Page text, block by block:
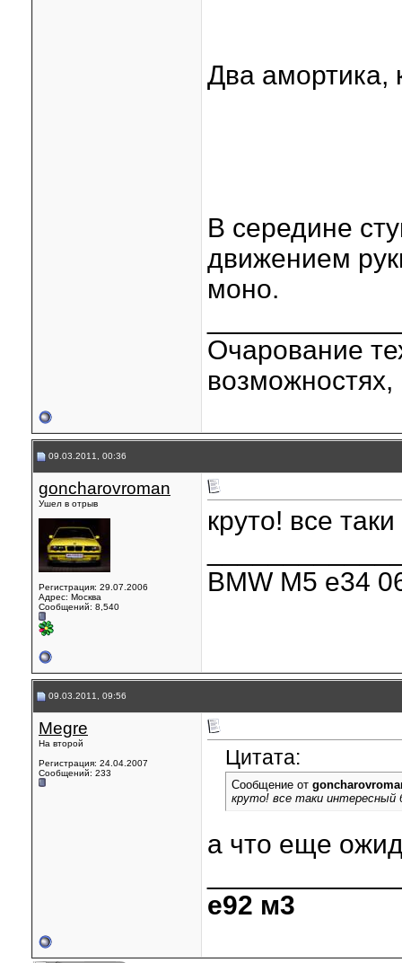
Два амортика,
В середине
движением
моно.
Очарование
возможностях,
09.03.2011, 00:36
goncharovroman
Ушел в отрыв
Регистрация: 29.07.2006
Адрес: Москва
Сообщений: 8,540
круто! все
BMW M5 e34
09.03.2011, 09:56
Megre
На второй
Регистрация: 24.04.2007
Сообщений: 233
Цитата:
Сообщение от
круто! все таки
а что еще
е92 м3